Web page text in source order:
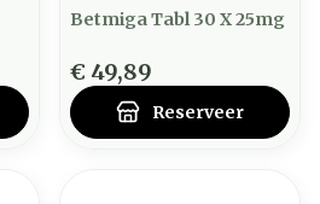
Betmiga Tabl 30 X 25mg
€ 49,89
Reserveer